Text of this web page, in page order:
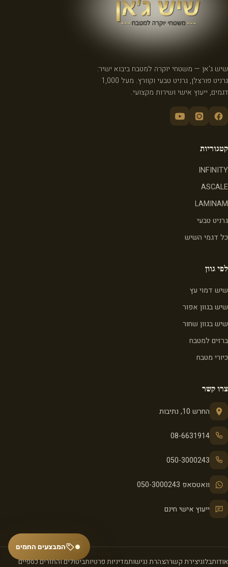
שיש ג'אן — משטחי יוקרה למטבח ביבוא ישיר:
גרניט פורצלן, גרניט טבעי וקוורץ. מעל 1,000
דגמים, ייעוץ אישי ושירות מקצועי.
קטגוריות
INFINITY
ASCALE
LAMINAM
גרניט טבעי
כל דגמי השיש
לפי גוון
שיש דמוי עץ
שיש בגוון אפור
שיש בגוון שחור
ברזים למטבח
כיורי מטבח
צרו קשר
החרש 10, נתיבות
08-6631914
050-3000243
וואטסאפ 050-3000243
ייעוץ אישי חינם
אודותבלוגיצירת קשרהצהרת נגישותמדיניות פרטיותביטולים והחזרים כספיים
המבצעים החמים